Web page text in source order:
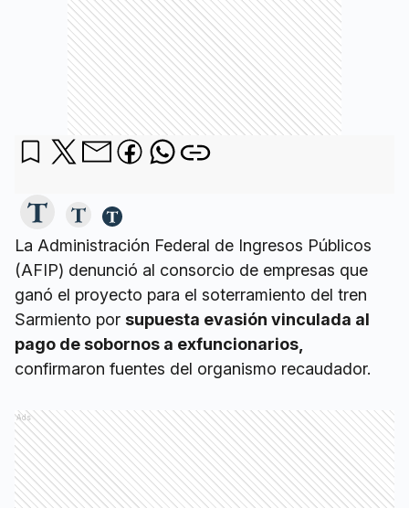
La Administración Federal de Ingresos Públicos
(AFIP) denunció al consorcio de empresas que
ganó el proyecto para el soterramiento del tren
Sarmiento por supuesta evasión vinculada al
pago de sobornos a exfuncionarios,
confirmaron fuentes del organismo recaudador.
Ads